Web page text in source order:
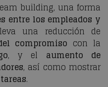
building, una forma
entre los empleados y
una reducción de
compromiso con la
, y el aumento de
, así como mostrar
.